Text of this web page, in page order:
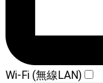
Wi-Fi (無線LAN)